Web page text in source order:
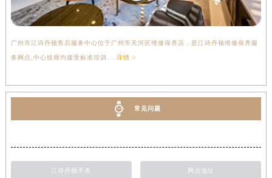
广州市江诗丹顿售后服务中心位于广州市天河区维修保养店，是江诗丹顿维修保养服
务网点,中心技师均接受标准培训....详情 >
常见问题
江诗丹顿手表 网点地址